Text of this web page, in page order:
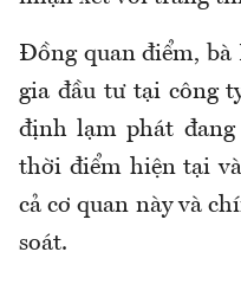
Đồng quan điểm, bà
gia đầu tư tại công
định lạm phát
thời điểm hiện tại
cả cơ quan này và
soát.